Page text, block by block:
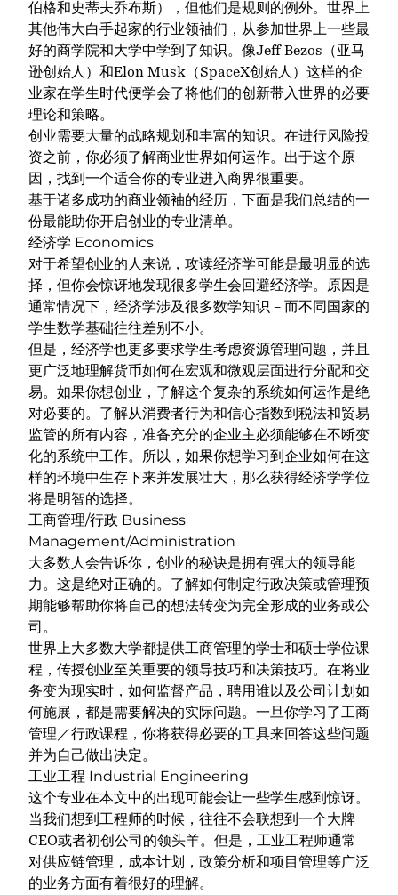
伯格和史蒂夫乔布斯），但他们是规则的例外。世界上
其他伟大白手起家的行业领袖们，从参加世界上一些最
好的商学院和大学中学到了知识。像Jeff Bezos（亚马
逊创始人）和Elon Musk（SpaceX创始人）这样的企
业家在学生时代便学会了将他们的创新带入世界的必要
理论和策略。
创业需要大量的战略规划和丰富的知识。在进行风险投
资之前，你必须了解商业世界如何运作。出于这个原
因，找到一个适合你的专业进入商界很重要。
基于诸多成功的商业领袖的经历，下面是我们总结的一
份最能助你开启创业的专业清单。
经济学 Economics
对于希望创业的人来说，攻读经济学可能是最明显的选
择，但你会惊讶地发现很多学生会回避经济学。原因是
通常情况下，经济学涉及很多数学知识 – 而不同国家的
学生数学基础往往差别不小。
但是，经济学也更多要求学生考虑资源管理问题，并且
更广泛地理解货币如何在宏观和微观层面进行分配和交
易。如果你想创业，了解这个复杂的系统如何运作是绝
对必要的。了解从消费者行为和信心指数到税法和贸易
监管的所有内容，准备充分的企业主必须能够在不断变
化的系统中工作。所以，如果你想学习到企业如何在这
样的环境中生存下来并发展壮大，那么获得经济学学位
将是明智的选择。
工商管理/行政 Business
Management/Administration
大多数人会告诉你，创业的秘诀是拥有强大的领导能
力。这是绝对正确的。了解如何制定行政决策或管理预
期能够帮助你将自己的想法转变为完全形成的业务或公
司。
世界上大多数大学都提供工商管理的学士和硕士学位课
程 ，传授创业至关重要的领导技巧和决策技巧。在将业
务变为现实时，如何监督产品，聘用谁以及公司计划如
何施展，都是需要解决的实际问题。一旦你学习了工商
管理／行政课程，你将获得必要的工具来回答这些问题
并为自己做出决定。
工业工程 Industrial Engineering
这个专业在本文中的出现可能会让一些学生感到惊讶。
当我们想到工程师的时候，往往不会联想到一个大牌
CEO或者初创公司的领头羊。但是，工业工程师通常
对供应链管理，成本计划，政策分析和项目管理等广泛
的业务方面有着很好的理解。